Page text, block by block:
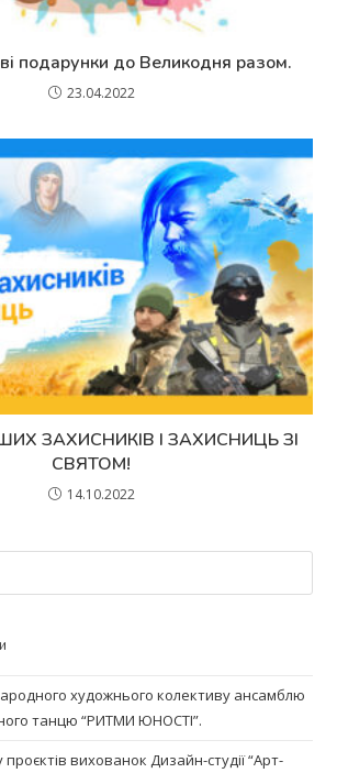
подарунки до Великодня разом.
23.04.2022
ЗАХИСНИКІВ І ЗАХИСНИЦЬ ЗІ
СВЯТОМ!
14.10.2022
художнього колективу ансамблю
танцю “РИТМИ ЮНОСТІ”.
вихованок Дизайн-студії “Арт-